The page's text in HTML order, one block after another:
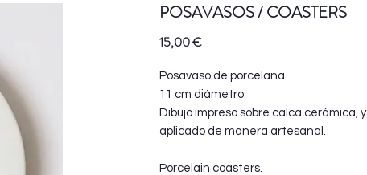
POSAVASOS / COASTERS
15,00 €Precio
Posavaso de porcelana.
11 cm diámetro.
Dibujo impreso sobre calca cerámica, y
aplicado de manera artesanal.
Porcelain coasters.